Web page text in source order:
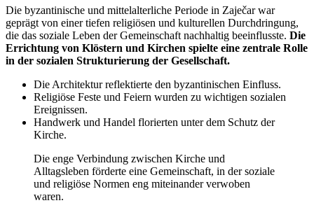
Die byzantinische und mittelalterliche Periode in Zaječar war
geprägt von einer tiefen religiösen und kulturellen Durchdringung,
die das soziale Leben der Gemeinschaft nachhaltig beeinflusste. Die
Errichtung von Klöstern und Kirchen spielte eine zentrale Rolle
in der sozialen Strukturierung der Gesellschaft.
Die Architektur reflektierte den byzantinischen Einfluss.
Religiöse Feste und Feiern wurden zu wichtigen sozialen
Ereignissen.
Handwerk und Handel florierten unter dem Schutz der
Kirche.
Die enge Verbindung zwischen Kirche und
Alltagsleben förderte eine Gemeinschaft, in der soziale
und religiöse Normen eng miteinander verwoben
waren.